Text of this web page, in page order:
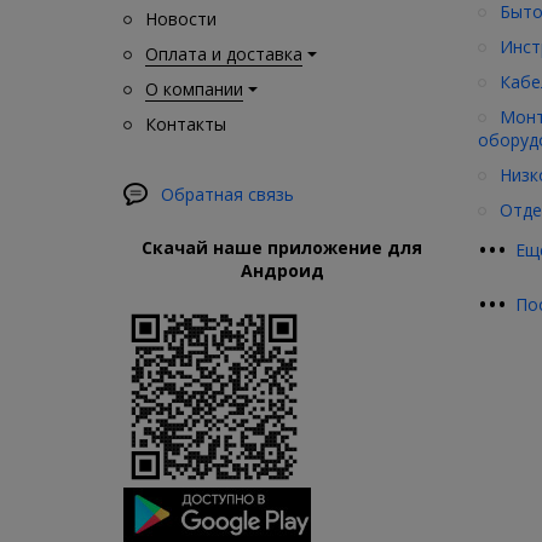
Новости
Оплата и доставка
О компании
Контакты
Обратная связь
Скачай наше приложение для
Андроид
•••
•••